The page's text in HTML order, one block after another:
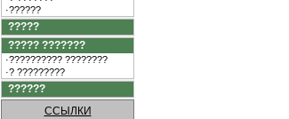
·??????
?????
????? ???????
·?????????? ????????
·? ?????????
??????
ССЫЛКИ